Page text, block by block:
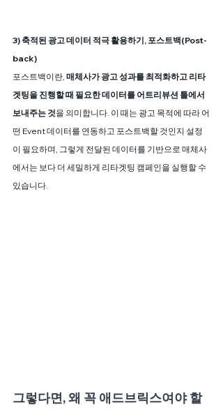
3) 축적된 광고 데이터 적극 활용하기, 포스트백(Post-
back)
포스트백이란, 매체사가 광고 성과를 최적화하고 리타
겟팅을 진행할 때 필요한 데이터를 어트리뷰션 툴에서
보내주는 것을 의미합니다. 이 때는 광고 목적에 따라 어
떤 Event 데이터를 연동하고 포스트백할 것인지 설정
이 필요하며, 그렇게 전달된 데이터를 기반으로 매체사
에서는 보다 더 세밀하게 리타겟팅 캠페인을 실행할 수
있습니다.
그렇다면, 왜 꼭 애드브릭스여야 할